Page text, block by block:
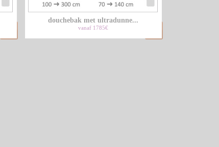
douchebak met ultradunne...
vanaf 1785€